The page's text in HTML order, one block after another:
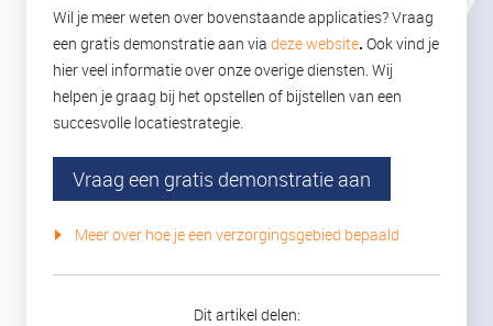
Wil je meer weten over bovenstaande applicaties? Vraag
een gratis demonstratie aan via deze website. Ook vind je
hier veel informatie over onze overige diensten. Wij
helpen je graag bij het opstellen of bijstellen van een
succesvolle locatiestrategie.
Vraag een gratis demonstratie aan
Meer over hoe je een verzorgingsgebied bepaald
Dit artikel delen: